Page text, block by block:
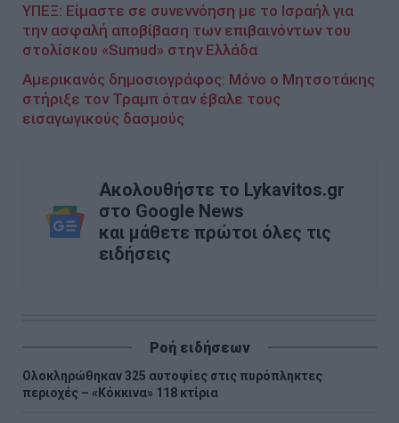
ΥΠΕΞ: Είμαστε σε συνεννόηση με το Ισραήλ για
την ασφαλή αποβίβαση των επιβαινόντων του
στολίσκου «Sumud» στην Ελλάδα
Αμερικανός δημοσιογράφος: Μόνο ο Μητσοτάκης
στήριξε τον Τραμπ όταν έβαλε τους
εισαγωγικούς δασμούς
Ακολουθήστε το Lykavitos.gr
στο Google News
και μάθετε πρώτοι όλες τις
ειδήσεις
Ροή ειδήσεων
Ολοκληρώθηκαν 325 αυτοψίες στις πυρόπληκτες
περιοχές – «Κόκκινα» 118 κτίρια